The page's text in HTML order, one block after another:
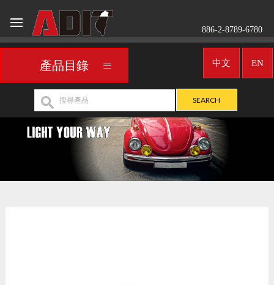
886-2-8789-6780
產品目錄 EN
中文